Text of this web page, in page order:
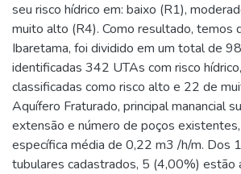
seu risco hídrico em: baixo (R1),
muito alto (R4). Como resultado, temos
Ibaretama, foi dividido em um total de
identificadas 342 UTAs com risco
classificadas como risco alto e 22 de
Aquífero Fraturado, principal manancial
extensão e número de poços
específica média de 0,22 m3 /h/m. Dos
tubulares cadastrados, 5 (4,00%) estão